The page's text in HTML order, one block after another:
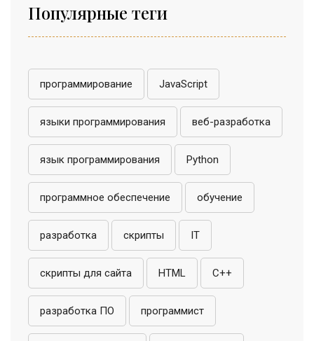
Популярные теги
программирование JavaScript
языки программирования веб-разработка
язык программирования Python
программное обеспечение обучение
разработка скрипты IT
скрипты для сайта HTML C++
разработка ПО программист